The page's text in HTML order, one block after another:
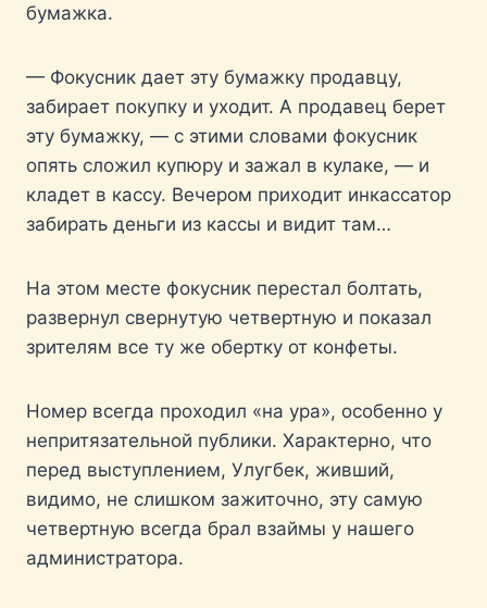
бумажка.
— Фокусник дает эту бумажку продавцу,
забирает покупку и уходит. А продавец берет
эту бумажку, — с этими словами фокусник
опять сложил купюру и зажал в кулаке, — и
кладет в кассу. Вечером приходит инкассатор
забирать деньги из кассы и видит там…
На этом месте фокусник перестал болтать,
развернул свернутую четвертную и показал
зрителям все ту же обертку от конфеты.
Номер всегда проходил «на ура», особенно у
непритязательной публики. Характерно, что
перед выступлением, Улугбек, живший,
видимо, не слишком зажиточно, эту самую
четвертную всегда брал взаймы у нашего
администратора.